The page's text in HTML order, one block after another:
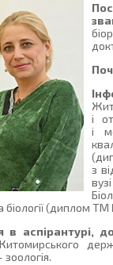
і
і
з
біології (диплом
в аспірантурі,